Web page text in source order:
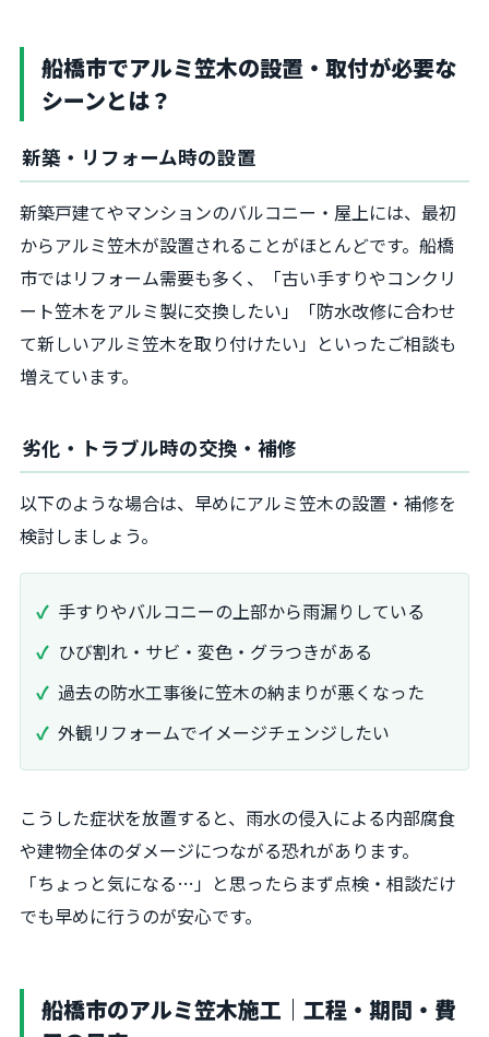
船橋市でアルミ笠木の設置・取付が必要な
シーンとは？
新築・リフォーム時の設置
新築戸建てやマンションのバルコニー・屋上には、最初
からアルミ笠木が設置されることがほとんどです。船橋
市ではリフォーム需要も多く、「古い手すりやコンクリ
ート笠木をアルミ製に交換したい」「防水改修に合わせ
て新しいアルミ笠木を取り付けたい」といったご相談も
増えています。
劣化・トラブル時の交換・補修
以下のような場合は、早めにアルミ笠木の設置・補修を
検討しましょう。
手すりやバルコニーの上部から雨漏りしている
ひび割れ・サビ・変色・グラつきがある
過去の防水工事後に笠木の納まりが悪くなった
外観リフォームでイメージチェンジしたい
こうした症状を放置すると、雨水の侵入による内部腐食
や建物全体のダメージにつながる恐れがあります。
「ちょっと気になる…」と思ったらまず点検・相談だけ
でも早めに行うのが安心です。
船橋市のアルミ笠木施工｜工程・期間・費